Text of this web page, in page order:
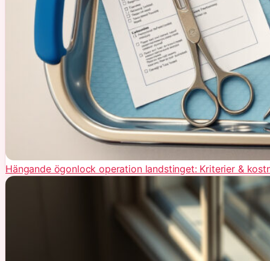
Hängande ögonlock operation landstinget: Kriterier &